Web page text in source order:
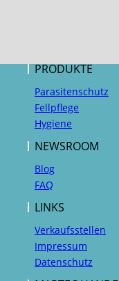
PRODUKTE
Parasitenschutz
Fellpflege
Hygiene
NEWSROOM
Blog
FAQ
LINKS
Verkaufsstellen
Impressum
Datenschutz